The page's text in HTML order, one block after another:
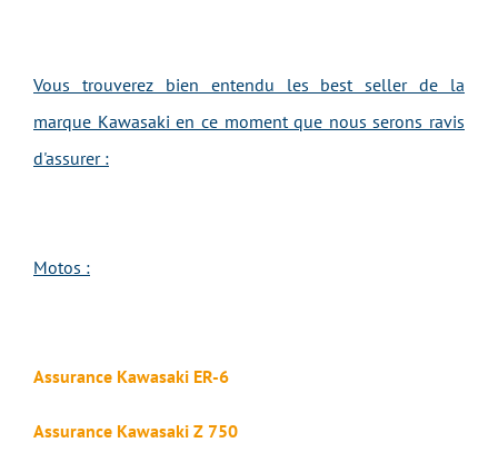
Vous trouverez bien entendu les best seller de la
marque Kawasaki en ce moment que nous serons ravis
d'assurer :
Motos :
Assurance Kawasaki ER-6
Assurance Kawasaki Z 750